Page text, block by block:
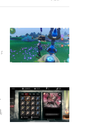
高频冰系主C、1名水系...
强
屏强控、超高爆发、减...